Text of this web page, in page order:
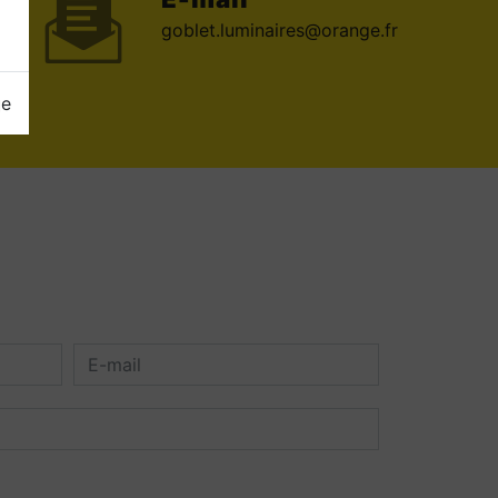
goblet.luminaires@orange.fr